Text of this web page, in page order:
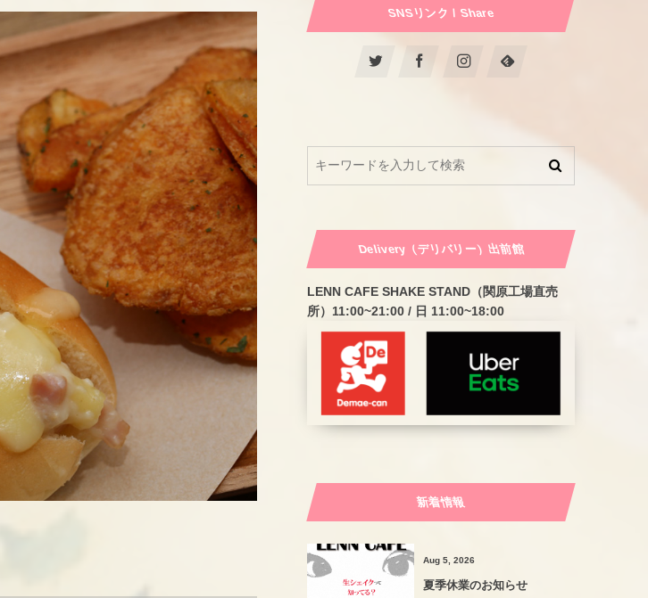
SNSリンク / Share
Delivery（デリバリー）出前館
LENN CAFE SHAKE STAND（関原工場直売
所）11:00~21:00 / 日 11:00~18:00
新着情報
Aug 5, 2026
夏季休業のお知らせ